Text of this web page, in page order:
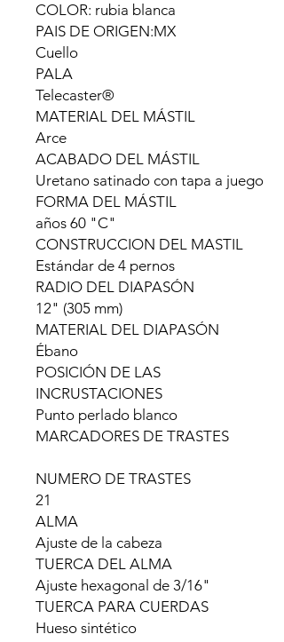
COLOR: rubia blanca
PAIS DE ORIGEN:MX
Cuello
PALA
Telecaster®
MATERIAL DEL MÁSTIL
Arce
ACABADO DEL MÁSTIL
Uretano satinado con tapa a juego
FORMA DEL MÁSTIL
años 60 "C"
CONSTRUCCION DEL MASTIL
Estándar de 4 pernos
RADIO DEL DIAPASÓN
12" (305 mm)
MATERIAL DEL DIAPASÓN
Ébano
POSICIÓN DE LAS
INCRUSTACIONES
Punto perlado blanco
MARCADORES DE TRASTES
NUMERO DE TRASTES
21
ALMA
Ajuste de la cabeza
TUERCA DEL ALMA
Ajuste hexagonal de 3/16"
TUERCA PARA CUERDAS
Hueso sintético